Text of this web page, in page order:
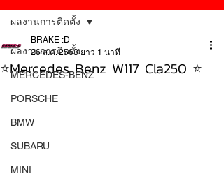
ผลงานการติดตั้ง
MERCEDES-BENZ
PORSCHE
BMW
SUBARU
MINI
ผลงานการติดตั้ง
⭐️Mercedes Benz W117 Cla250 ⭐️
BRAKE :D
26 ส.ค. 2563 ยาว 1 นาที